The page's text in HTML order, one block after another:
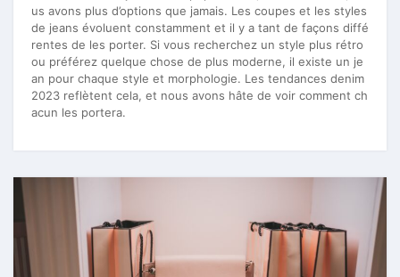
us avons plus d’options que jamais. Les coupes et les styles
de jeans évoluent constamment et il y a tant de façons diffé
rentes de les porter. Si vous recherchez un style plus rétro
ou préférez quelque chose de plus moderne, il existe un je
an pour chaque style et morphologie. Les tendances denim
2023 reflètent cela, et nous avons hâte de voir comment ch
acun les portera.